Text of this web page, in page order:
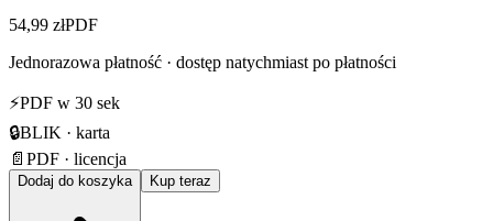
54,99 złPDF
Jednorazowa płatność · dostęp natychmiast po płatności
⚡PDF w 30 sek
🔒BLIK · karta
📄 PDF · licencja
Dodaj do koszyka Kup teraz